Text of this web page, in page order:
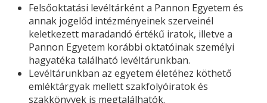
Felsőoktatási levéltárként a Pannon Egyetem és
annak jogelőd intézményeinek szerveinél
keletkezett maradandó értékű iratok, illetve a
Pannon Egyetem korábbi oktatóinak személyi
hagyatéka található levéltárunkban.
Levéltárunkban az egyetem életéhez köthető
emléktárgyak mellett szakfolyóiratok és
szakkönyvek is megtalálhatók.